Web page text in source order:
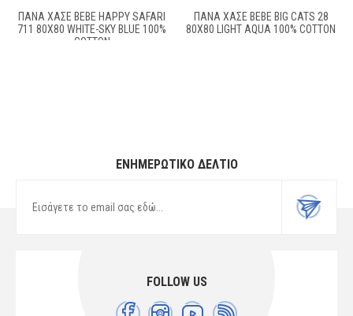
ΠΆΝΑ ΧΑΣΈ BEBE HAPPY SAFARI
711 80X80 WHITE-SKY BLUE 100%
COTTON
ΠΆΝΑ ΧΑΣΈ BEBE BIG CATS 28
80X80 LIGHT AQUA 100% COTTON
ΕΝΗΜΕΡΩΤΙΚΌ ΔΕΛΤΊΟ
FOLLOW US